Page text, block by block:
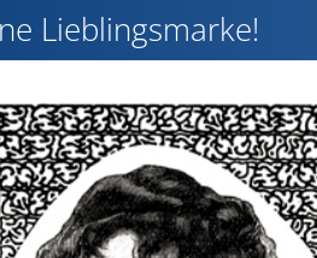
Lieblingsmarke!